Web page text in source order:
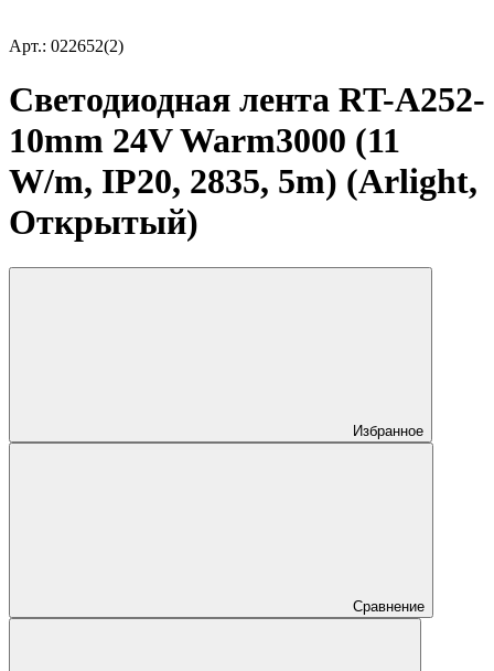
Арт.: 022652(2)
Светодиодная лента RT-A252-
10mm 24V Warm3000 (11
W/m, IP20, 2835, 5m) (Arlight,
Открытый)
Избранное
Сравнение